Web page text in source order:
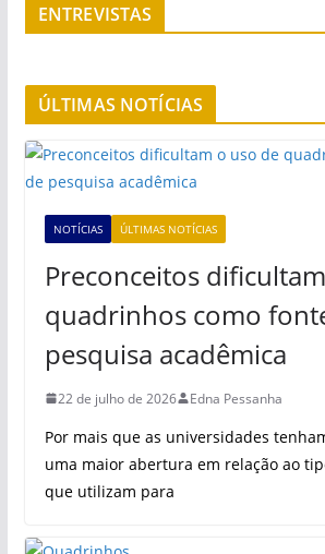
ENTREVISTAS
ÚLTIMAS NOTÍCIAS
NOTÍCIAS ÚLTIMAS NOTÍCIAS
Preconceitos
quadrinhos como
pesquisa acadêmica
22 de julho de 2026 Edna Pessanha
Por mais que as universidades
uma maior abertura em relação ao
que utilizam para